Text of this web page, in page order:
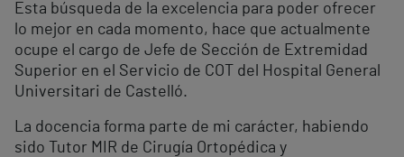
Esta búsqueda de la excelencia para poder ofrecer
lo mejor en cada momento, hace que actualmente
ocupe el cargo de Jefe de Sección de Extremidad
Superior en el Servicio de COT del Hospital General
Universitari de Castelló.
La docencia forma parte de mi carácter, habiendo
sido Tutor MIR de Cirugía Ortopédica y